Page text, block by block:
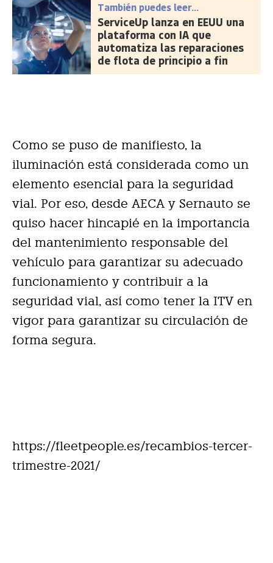
También puedes leer...
ServiceUp lanza en EEUU una
plataforma con IA que
automatiza las reparaciones
de flota de principio a fin
Como se puso de manifiesto, la
iluminación está considerada como un
elemento esencial para la seguridad
vial. Por eso, desde AECA y Sernauto se
quiso hacer hincapié en la importancia
del mantenimiento responsable del
vehículo para garantizar su adecuado
funcionamiento y contribuir a la
seguridad vial, así como tener la ITV en
vigor para garantizar su circulación de
forma segura.
https://fleetpeople.es/recambios-tercer-
trimestre-2021/